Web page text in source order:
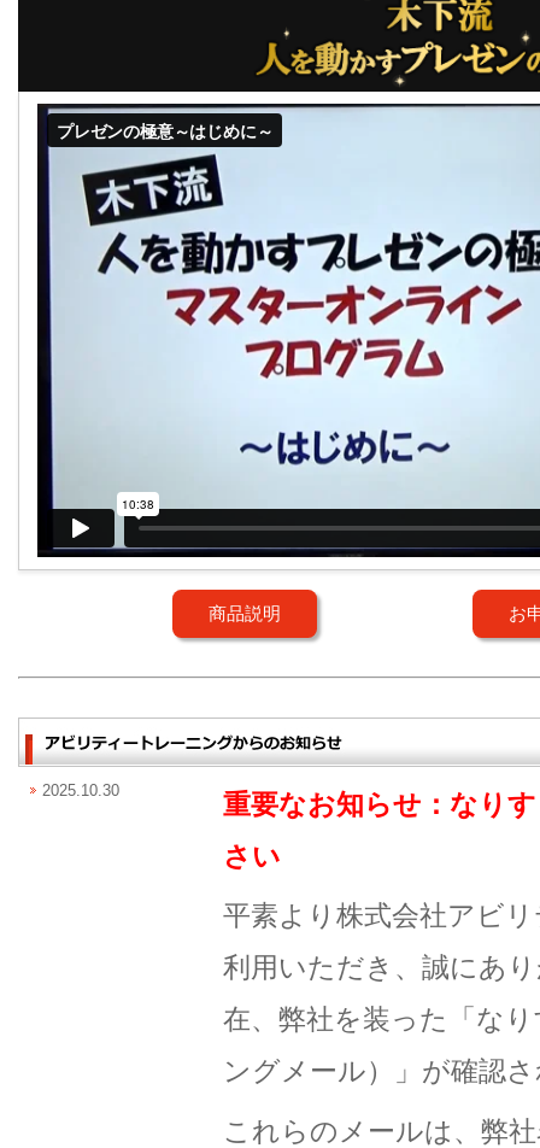
商品説明 お
2025.10.30
重要なお知らせ：なり
さい
平素より株式会社アビ
利用いただき、誠にあ
在、弊社を装った「な
ングメール）」が確認
これらのメールは、弊